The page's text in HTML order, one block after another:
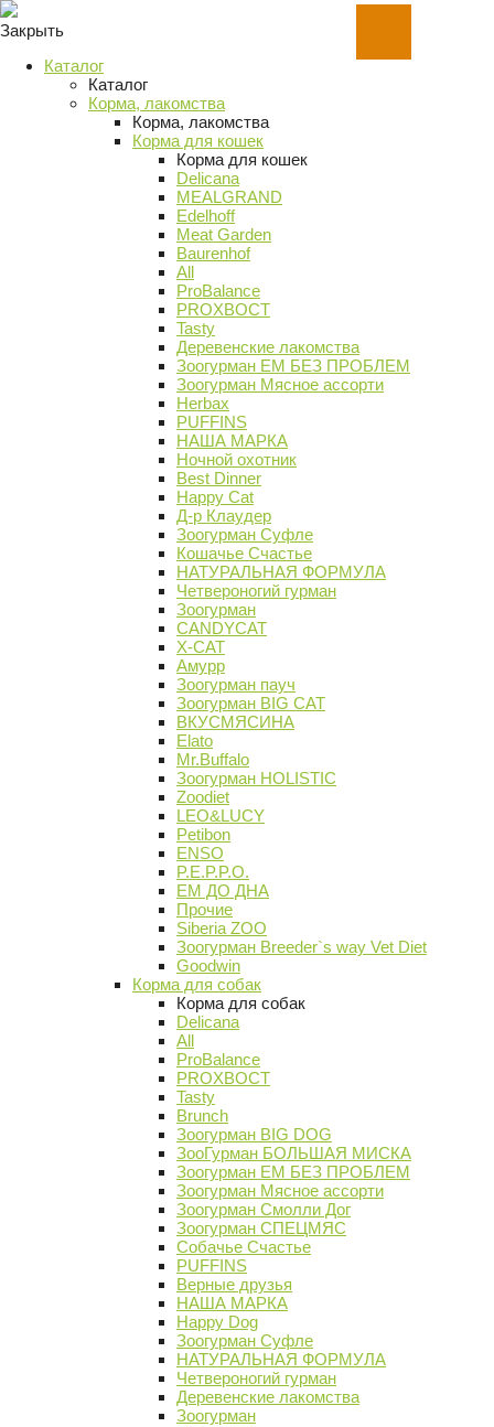
Закрыть
Каталог
Каталог
Корма, лакомства
Корма, лакомства
Корма для кошек
Корма для кошек
Delicana
MEALGRAND
Edelhoff
Meat Garden
Baurenhof
All
ProBalance
PROХВОСТ
Tasty
Деревенские лакомства
Зоогурман ЕМ БЕЗ ПРОБЛЕМ
Зоогурман Мясное ассорти
Herbax
PUFFINS
НАША МАРКА
Ночной охотник
Best Dinner
Happy Cat
Д-р Клаудер
Зоогурман Суфле
Кошачье Счастье
НАТУРАЛЬНАЯ ФОРМУЛА
Четвероногий гурман
Зоогурман
CANDYCAT
X-CAT
Амурр
Зоогурман пауч
Зоогурман BIG CAT
ВКУСМЯСИНА
Elato
Mr.Buffalo
Зоогурман HOLISTIC
Zoodiet
LEO&LUCY
Petibon
ENSO
P.E.P.P.O.
ЕМ ДО ДНА
Прочие
Siberia ZOO
Зоогурман Breeder`s way Vet Diet
Goodwin
Корма для собак
Корма для собак
Delicana
All
ProBalance
PROХВОСТ
Tasty
Brunch
Зоогурман BIG DOG
ЗооГурман БОЛЬШАЯ МИСКА
Зоогурман ЕМ БЕЗ ПРОБЛЕМ
Зоогурман Мясное ассорти
Зоогурман Смолли Дог
Зоогурман СПЕЦМЯС
Собачье Счастье
PUFFINS
Верные друзья
НАША МАРКА
Happy Dog
Зоогурман Суфле
НАТУРАЛЬНАЯ ФОРМУЛА
Четвероногий гурман
Деревенские лакомства
Зоогурман